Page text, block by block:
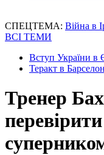
СПЕЦТЕМА: Війна в
ВСІ ТЕМИ
Вступ України в
Теракт в
Тренер